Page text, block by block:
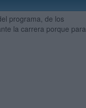
programa, de los
la carrera porque para